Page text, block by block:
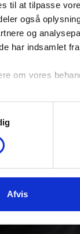
til at tilpasse
også
og
har indsamlet
om vores
Afvis
her